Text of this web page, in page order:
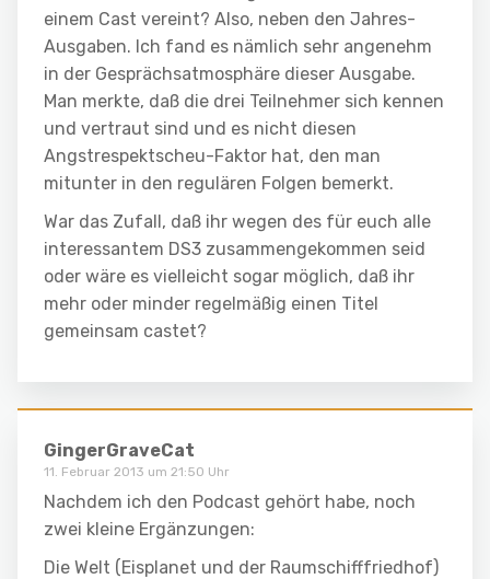
einem Cast vereint? Also, neben den Jahres-
Ausgaben. Ich fand es nämlich sehr angenehm
in der Gesprächsatmosphäre dieser Ausgabe.
Man merkte, daß die drei Teilnehmer sich kennen
und vertraut sind und es nicht diesen
Angstrespektscheu-Faktor hat, den man
mitunter in den regulären Folgen bemerkt.
War das Zufall, daß ihr wegen des für euch alle
interessantem DS3 zusammengekommen seid
oder wäre es vielleicht sogar möglich, daß ihr
mehr oder minder regelmäßig einen Titel
gemeinsam castet?
GingerGraveCat
11. Februar 2013 um 21:50 Uhr
Nachdem ich den Podcast gehört habe, noch
zwei kleine Ergänzungen:
Die Welt (Eisplanet und der Raumschifffriedhof)